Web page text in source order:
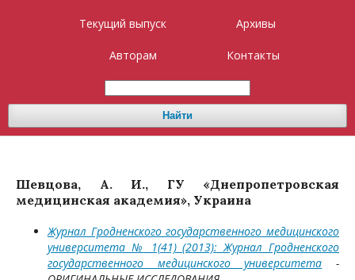
Текущий выпуск Архивы
Авторам Контакты
Найти
Шевцова, А. И., ГУ «Днепропетровская
медицинская академия», Украина
Журнал Гродненского государственного медицинского
университета № 1(41) (2013): Журнал Гродненского
государственного медицинского университета -